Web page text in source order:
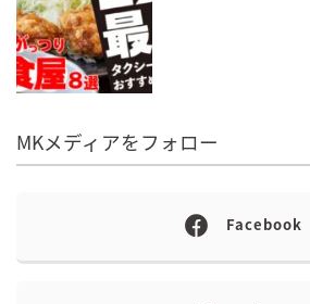
MKメディアをフォロー
Facebook